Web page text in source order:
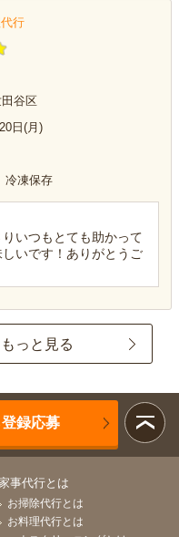
行
谷区
日(月)
冷凍保存
いつもとても助かって
いです！ありがとうご
っと見る
録応募
事代行とは
お掃除代行とは
お料理代行とは